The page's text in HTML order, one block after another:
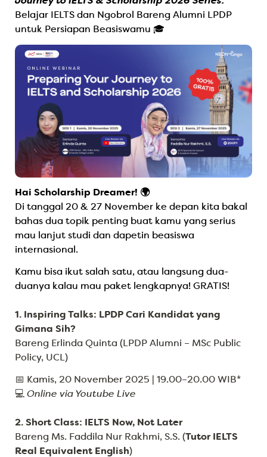
Belajar IELTSdan Ngobrol Bareng Alumni LPDP
untuk Persiapan Beasiswamu 🎓
Hai Scholarship Dreamer! 🌍
Di tanggal 20 & 27 November ke depan kita bakal
bahas dua topik penting buat kamu yang serius
mau lanjut studi dan dapetin beasiswa
internasional.
Kamu bisa ikut salah satu, atau langsung dua-
duanya kalau mau paket lengkapnya! GRATIS!
1. Inspiring Talks: LPDP Cari Kandidat yang
Gimana Sih?
Bareng Erlinda Quinta (LPDP Alumni – MSc Public
📅 Kamis, 20 November 2025 | 19.00–20.00 WIB*
💻 Online via Youtube Live
2. Short Class: IELTS Now, Not Later
Bareng Ms. Faddila Nur Rakhmi, S.S. (Tutor IELTS
Real Equivalent English)